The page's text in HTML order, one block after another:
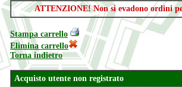
ATTENZIONE! Non si evadono ordini
Stampa carrello
Elimina carrello
Torna indietro
Acquisto utente non registrato